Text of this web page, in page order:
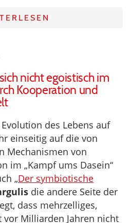
nicht egoistisch im
Kooperation und
des Lebens auf
einseitig auf die von
Mechanismen von
im „Kampf ums Dasein“
„Der symbiotische
die andere Seite der
dass mehrzelliges,
vor Milliarden Jahren nicht